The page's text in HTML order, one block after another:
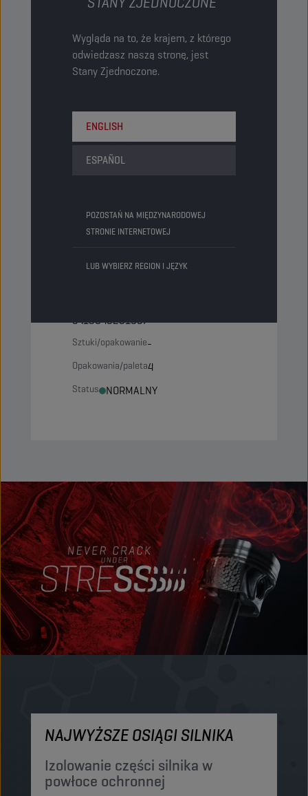
Wygląda na to, że krajem, z którego
odwiedzasz naszą stronę, jest
Stany Zjednoczone.
ENGLISH
ESPAÑOL
POZOSTAŃ NA MIĘDZYNARODOWEJ
STRONIE INTERNETOWEJ
LUB WYBIERZ REGION I JĘZYK
60 LT
Beczka
5413048239571
Sztuki/opakowanie-
Opakowania/paleta
205 LT
Beczka
5413048231957
Sztuki/opakowanie-
Opakowania/paleta4
Status NORMALNY
NAJWYŻSZE OSIĄGI SILNIKA
Izolowanie części silnika w
powłoce ochronnej